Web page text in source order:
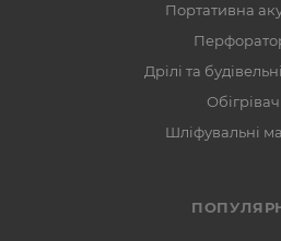
Портативна
Дрілі та
Шліфувальні